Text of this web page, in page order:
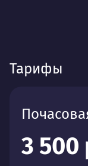
Тарифы
3 500